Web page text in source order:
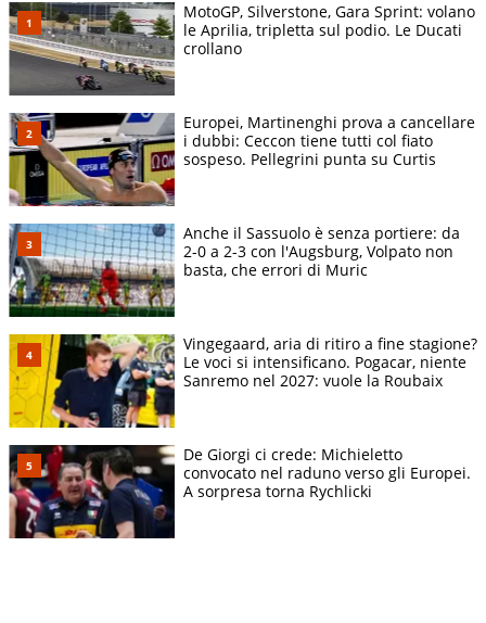
MotoGP, Silverstone, Gara Sprint: volano
le Aprilia, tripletta sul podio. Le Ducati
crollano
Europei, Martinenghi prova a cancellare
i dubbi: Ceccon tiene tutti col fiato
sospeso. Pellegrini punta su Curtis
Anche il Sassuolo è senza portiere: da
2-0 a 2-3 con l'Augsburg, Volpato non
basta, che errori di Muric
Vingegaard, aria di ritiro a fine stagione?
Le voci si intensificano. Pogacar, niente
Sanremo nel 2027: vuole la Roubaix
De Giorgi ci crede: Michieletto
convocato nel raduno verso gli Europei.
A sorpresa torna Rychlicki